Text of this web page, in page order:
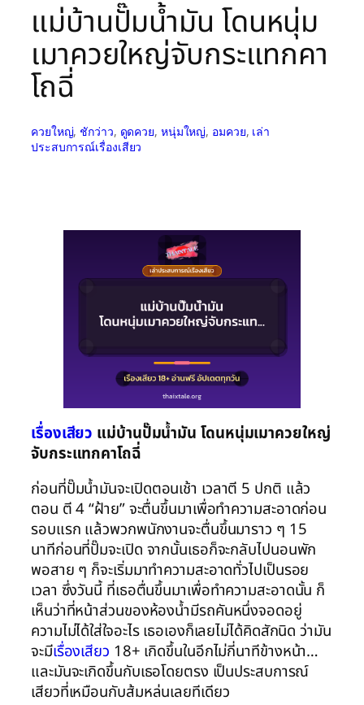
แม่บ้านปั๊มน้ำมัน โดนหนุ่ม
เมาควยใหญ่จับกระแทกคา
โถฉี่
ควยใหญ่, ชักว่าว, ดูดควย, หนุ่มใหญ่, อมควย, เล่า
ประสบการณ์เรื่องเสียว
เรื่องเสียว แม่บ้านปั๊มน้ำมัน โดนหนุ่มเมาควยใหญ่
จับกระแทกคาโถฉี่
ก่อนที่ปั๊มน้ำมันจะเปิดตอนเช้า เวลาตี 5 ปกติ แล้ว
ตอน ตี 4 “ฝ้าย” จะตื่นขึ้นมาเพื่อทำความสะอาดก่อน
รอบแรก แล้วพวกพนักงานจะตื่นขึ้นมาราว ๆ 15
นาทีก่อนที่ปั๊มจะเปิด จากนั้นเธอก็จะกลับไปนอนพัก
พอสาย ๆ ก็จะเริ่มมาทำความสะอาดทั่วไปเป็นรอย
เวลา ซึ่งวันนี้ ที่เธอตื่นขึ้นมาเพื่อทำความสะอาดนั้น ก็
เห็นว่าที่หน้าส่วนของห้องน้ำมีรถคันหนึ่งจอดอยู่
ความไม่ได้ใส่ใจอะไร เธอเองก็เลยไม่ได้คิดสักนิด ว่ามัน
จะมีเรื่องเสียว 18+ เกิดขึ้นในอีกไม่กี่นาทีข้างหน้า…
และมันจะเกิดขึ้นกับเธอโดยตรง เป็นประสบการณ์
เสียวที่เหมือนกับส้มหล่นเลยทีเดียว